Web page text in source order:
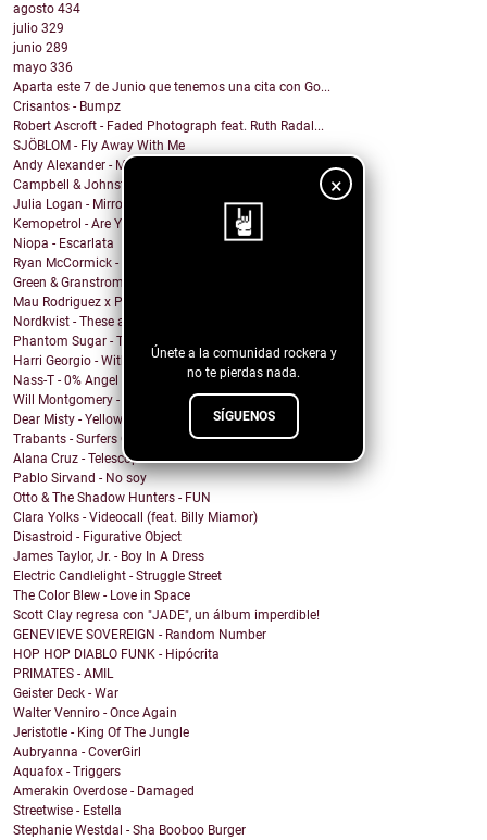
×
Únete a la comunidad rockera y
no te pierdas nada.
SÍGUENOS
agosto 434
julio 329
junio 289
mayo 336
Aparta este 7 de Junio que tenemos una cita con Go...
Crisantos - Bumpz
Robert Ascroft - Faded Photograph feat. Ruth Radal...
SJÖBLOM - Fly Away With Me
Andy Alexander - Mr. Cool
Campbell & Johnston - Don’t Get Down (On a Good Th...
Julia Logan - Mirrors
Kemopetrol - Are You Coming Home?
Niopa - Escarlata
Ryan McCormick - Sonic Boom
Green & Granstrom - Only Summer
Mau Rodriguez x Perfecto Mando x Grupo la Union - ...
Nordkvist - These are the days
Phantom Sugar - Too Psycho
Harri Georgio - With the Lights On
Nass-T - 0% Angel
Will Montgomery - Last Man Standing
Dear Misty - Yellow Cadillac
Trabants - Surfers On Acid
Alana Cruz - Telescope
Pablo Sirvand - No soy
Otto & The Shadow Hunters - FUN
Clara Yolks - Videocall (feat. Billy Miamor)
Disastroid - Figurative Object
James Taylor, Jr. - Boy In A Dress
Electric Candlelight - Struggle Street
The Color Blew - Love in Space
Scott Clay regresa con "JADE", un álbum imperdible!
GENEVIEVE SOVEREIGN - Random Number
HOP HOP DIABLO FUNK - Hipócrita
PRIMATES - AMIL
Geister Deck - War
Walter Venniro - Once Again
Jeristotle - King Of The Jungle
Aubryanna - CoverGirl
Aquafox - Triggers
Amerakin Overdose - Damaged
Streetwise - Estella
Stephanie Westdal - Sha Booboo Burger